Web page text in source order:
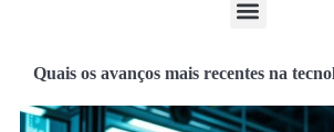
Quais os avanços mais recentes na